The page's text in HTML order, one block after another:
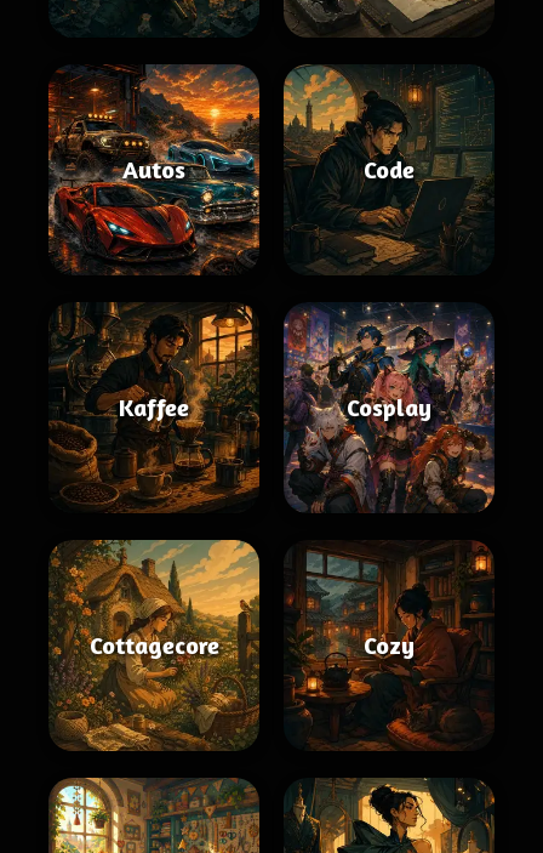
Autos Code
Kaffee Cosplay
Cottagecore Cozy